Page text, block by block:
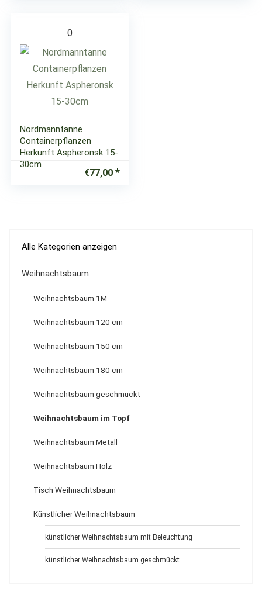
0
Nordmanntanne
Containerpflanzen
Herkunft Aspheronsk 15-
30cm
€77,00
Alle Kategorien anzeigen
Weihnachtsbaum
Weihnachtsbaum 1M
Weihnachtsbaum 120 cm
Weihnachtsbaum 150 cm
Weihnachtsbaum 180 cm
Weihnachtsbaum geschmückt
Weihnachtsbaum im Topf
Weihnachtsbaum Metall
Weihnachtsbaum Holz
Tisch Weihnachtsbaum
Künstlicher Weihnachtsbaum
künstlicher Weihnachtsbaum mit Beleuchtung
künstlicher Weihnachtsbaum geschmückt